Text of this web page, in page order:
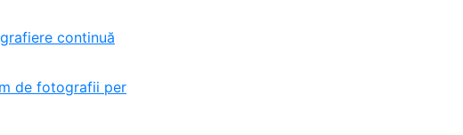
continuă
de fotografii per